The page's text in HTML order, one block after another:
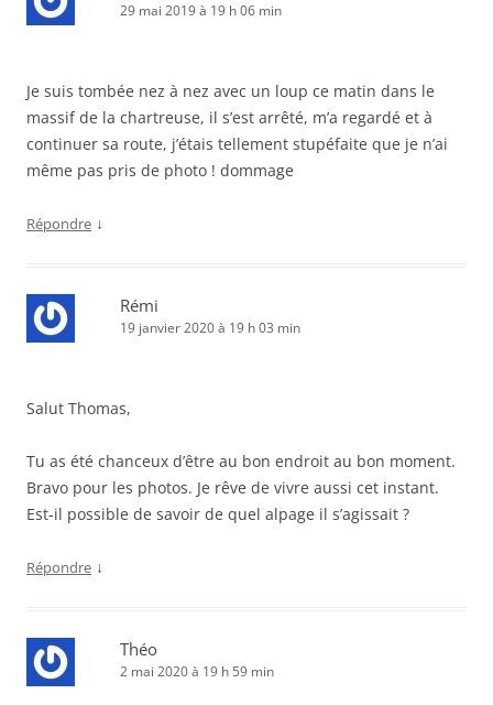
29 mai 2019 à 19 h 06 min
Je suis tombée nez à nez avec un loup ce matin dans le
massif de la chartreuse, il s’est arrêté, m’a regardé et à
continuer sa route, j’étais tellement stupéfaite que je n’ai
même pas pris de photo ! dommage
Répondre ↓
Rémi
19 janvier 2020 à 19 h 03 min
Salut Thomas,
Tu as été chanceux d’être au bon endroit au bon moment.
Bravo pour les photos. Je rêve de vivre aussi cet instant.
Est-il possible de savoir de quel alpage il s’agissait ?
Répondre ↓
Théo
2 mai 2020 à 19 h 59 min